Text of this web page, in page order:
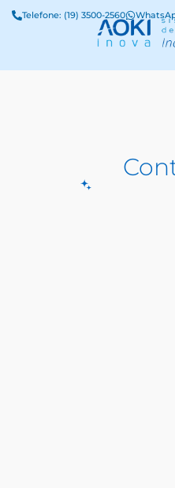
Telefone: (19) 3500-2560